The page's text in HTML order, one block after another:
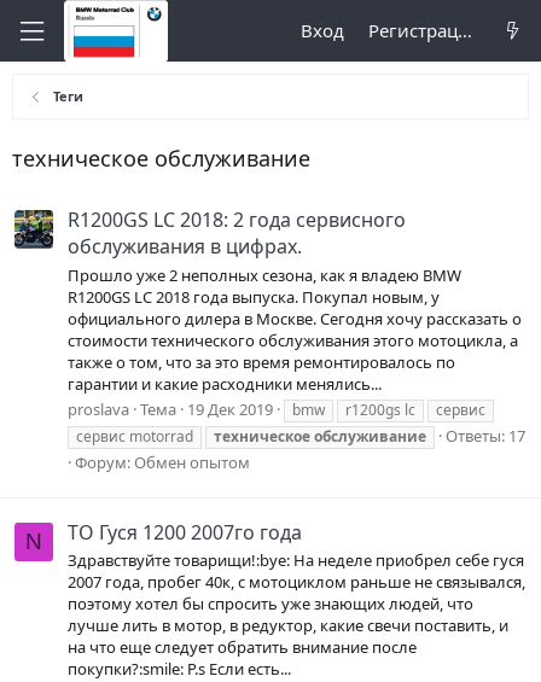
Вход Регистрация
Теги
техническое обслуживание
R1200GS LC 2018: 2 года сервисного
обслуживания в цифрах.
Прошло уже 2 неполных сезона, как я владею BMW
R1200GS LC 2018 года выпуска. Покупал новым, у
официального дилера в Москве. Сегодня хочу рассказать о
стоимости технического обслуживания этого мотоцикла, а
также о том, что за это время ремонтировалось по
гарантии и какие расходники менялись...
proslava Тема 19 Дек 2019 bmw r1200gs lc
сервис
сервис motorrad
техническоеобслуживание
Ответы: 17
Форум:Обмен опытом
N ТО Гуся 1200 2007го года
Здравствуйте товарищи!:bye: На неделе приобрел себе гуся
2007 года, пробег 40к, с мотоциклом раньше не связывался,
поэтому хотел бы спросить уже знающих людей, что
лучше лить в мотор, в редуктор, какие свечи поставить, и
на что еще следует обратить внимание после
покупки?:smile: P.s Если есть...